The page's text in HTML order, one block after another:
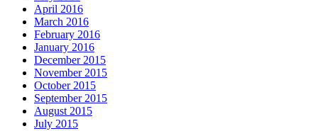
April 2016
March 2016
February 2016
January 2016
December 2015
November 2015
October 2015
September 2015
August 2015
July 2015